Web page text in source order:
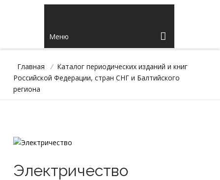
Меню
Главная / Каталог периодических изданий и книг
Российской Федерации, стран СНГ и Балтийского
региона
Электричество